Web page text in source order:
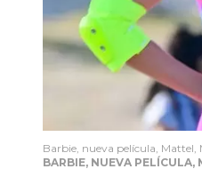
Barbie, nueva película,
BARBIE, NUEVA PELÍCULA,